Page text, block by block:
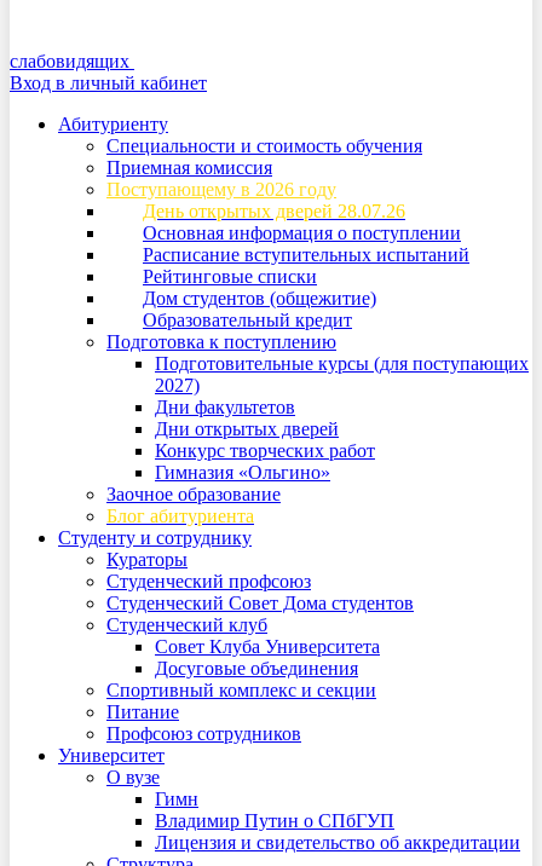
слабовидящих
Вход в личный кабинет
Абитуриенту
Специальности и стоимость обучения
Приемная комиссия
Поступающему в 2026 году
День открытых дверей 28.07.26
Основная информация о поступлении
Расписание вступительных испытаний
Рейтинговые списки
Дом студентов (общежитие)
Образовательный кредит
Подготовка к поступлению
Подготовительные курсы (для поступающих
2027)
Дни факультетов
Дни открытых дверей
Конкурс творческих работ
Гимназия «Ольгино»
Заочное образование
Блог абитуриента
Студенту и сотруднику
Кураторы
Студенческий профсоюз
Студенческий Совет Дома студентов
Студенческий клуб
Совет Клуба Университета
Досуговые объединения
Спортивный комплекс и секции
Питание
Профсоюз сотрудников
Университет
О вузе
Гимн
Владимир Путин о СПбГУП
Лицензия и свидетельство об аккредитации